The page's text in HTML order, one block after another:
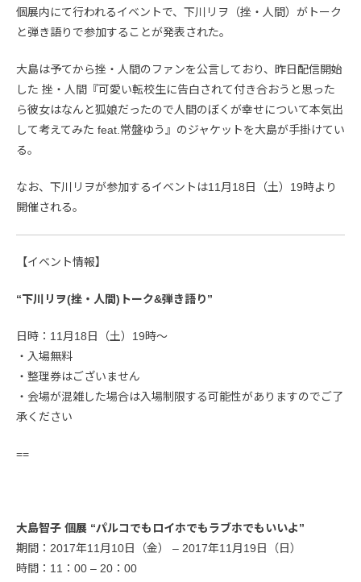
個展内にて行われるイベントで、下川リヲ（挫・人間）がトーク
と弾き語りで参加することが発表された。
大島は予てから挫・人間のファンを公言しており、昨日配信開始
した 挫・人間『可愛い転校生に告白されて付き合おうと思った
ら彼女はなんと狐娘だったので人間のぼくが幸せについて本気出
して考えてみた feat.常盤ゆう』のジャケットを大島が手掛けてい
る。
なお、下川リヲが参加するイベントは11月18日（土）19時より
開催される。
【イベント情報】
“下川リヲ(挫・人間)トーク&弾き語り”
日時：11月18日（土）19時〜
・入場無料
・整理券はございません
・会場が混雑した場合は入場制限する可能性がありますのでご了
承ください
==
大島智子 個展 “パルコでもロイホでもラブホでもいいよ”
期間：2017年11月10日（金） – 2017年11月19日（日）
時間：11：00 – 20：00